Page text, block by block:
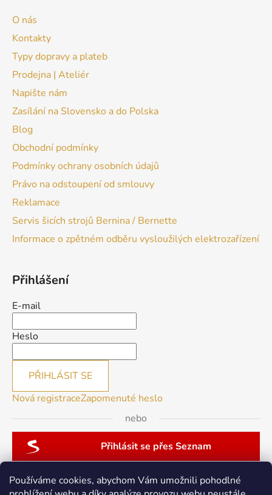
Používáme cookies, abychom Vám umožnili pohodlné
O nás
Kontakty
Typy dopravy a plateb
Prodejna | Ateliér
Napište nám
Zasílání na Slovensko a do Polska
Blog
Obchodní podmínky
Podmínky ochrany osobních údajů
Právo na odstoupení od smlouvy
Reklamace
Servis šicích strojů Bernina / Bernette
Informace o zpětném odběru vysloužilých elektrozařízení
Přihlášení
E-mail
Heslo
PŘIHLÁSIT SE
Nová registraceZapomenuté heslo
nebo
Přihlásit se přes Seznam